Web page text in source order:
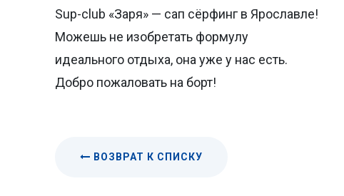
Sup-club «Заря» — сап сёрфинг в Ярославле!
Можешь не изобретать формулу
идеального отдыха, она уже у нас есть.
Добро пожаловать на борт!
ВОЗВРАТ К СПИСКУ